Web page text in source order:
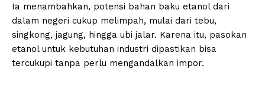
Ia menambahkan, potensi bahan baku etanol dari
dalam negeri cukup melimpah, mulai dari tebu,
singkong, jagung, hingga ubi jalar. Karena itu, pasokan
etanol untuk kebutuhan industri dipastikan bisa
tercukupi tanpa perlu mengandalkan impor.